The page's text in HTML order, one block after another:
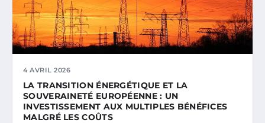
4 AVRIL 2026
LA TRANSITION ÉNERGÉTIQUE ET LA
SOUVERAINETÉ EUROPÉENNE : UN
INVESTISSEMENT AUX MULTIPLES BÉNÉFICES
MALGRÉ LES COÛTS